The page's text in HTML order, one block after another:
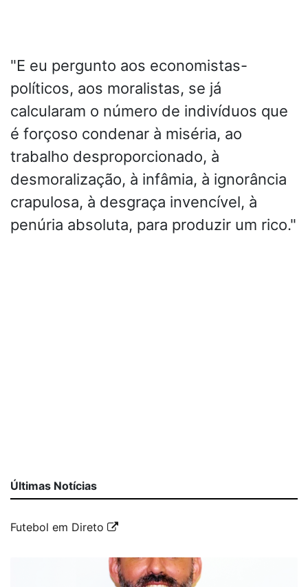
"E eu pergunto aos economistas-
políticos, aos moralistas, se já
calcularam o número de indivíduos que
é forçoso condenar à miséria, ao
trabalho desproporcionado, à
desmoralização, à infâmia, à ignorância
crapulosa, à desgraça invencível, à
penúria absoluta, para produzir um rico."
Últimas Notícias
Futebol em Direto